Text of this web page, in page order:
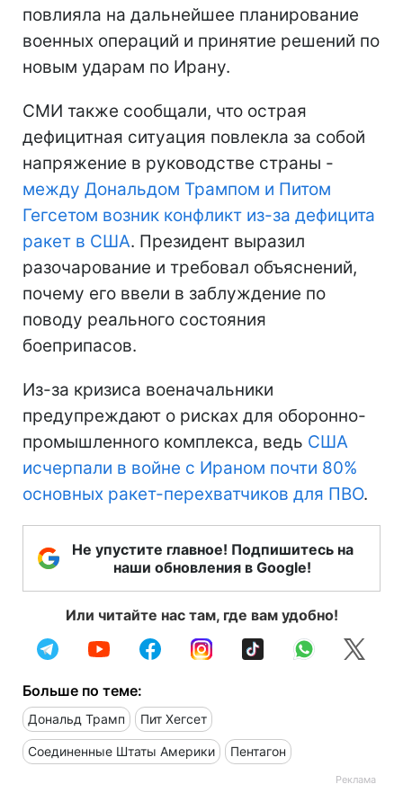
повлияла на дальнейшее планирование
военных операций и принятие решений по
новым ударам по Ирану.
СМИ также сообщали, что острая
дефицитная ситуация повлекла за собой
напряжение в руководстве страны -
между Дональдом Трампом и Питом
Гегсетом возник конфликт из-за дефицита
ракет в США. Президент выразил
разочарование и требовал объяснений,
почему его ввели в заблуждение по
поводу реального состояния
боеприпасов.
Из-за кризиса военачальники
предупреждают о рисках для оборонно-
промышленного комплекса, ведь США
исчерпали в войне с Ираном почти 80%
основных ракет-перехватчиков для ПВО.
Не упустите главное! Подпишитесь на
наши обновления в Google!
Или читайте нас там, где вам удобно!
Больше по теме:
Дональд Трамп Пит Хегсет
Соединенные Штаты Америки Пентагон